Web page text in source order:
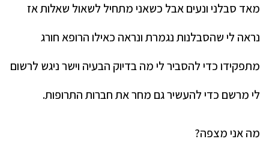
מאד סבלני ונעים אבל כשאני מתחיל לשאול שאלות אז
נראה לי שהסבלנות נגמרת ונראה כאילו הרופא חורג
מתפקידו כדי להסביר לי מה בדיוק הבעיה וישר ניגש לרשום
לי מרשם כדי להעשיר גם מחר את חברות התרופות.
מה אני מצפה?